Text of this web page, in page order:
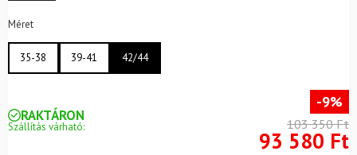
Méret
35-38 39-41 42/44
RAKTÁRON
Szállítás várható:
-9%
103 350 Ft
93 580 Ft